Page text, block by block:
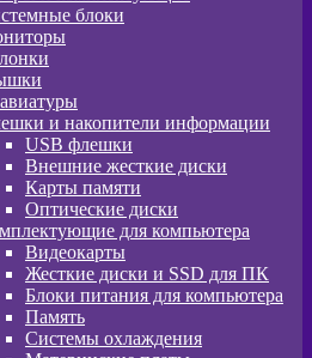
блоки
и накопители информации
USB флешки
Внешние жесткие диски
Карты памяти
Оптические диски
для компьютера
Видеокарты
Жесткие диски и SSD для ПК
Блоки питания для компьютера
Память
Системы охлаждения